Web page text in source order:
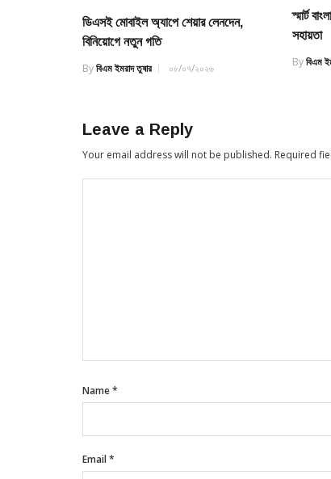
ডিএসই মোবাইল অ্যাপে শেয়ার লেনদেন,
বিনিয়োগে নতুন গতি
Byবিএম ইমরাদ তুষার ০৮/০৭/২০২৬
স্মার্ট
সহায়তা
Byবিএম
Leave a Reply
Your email address will not be published. Required
Name*
Email*